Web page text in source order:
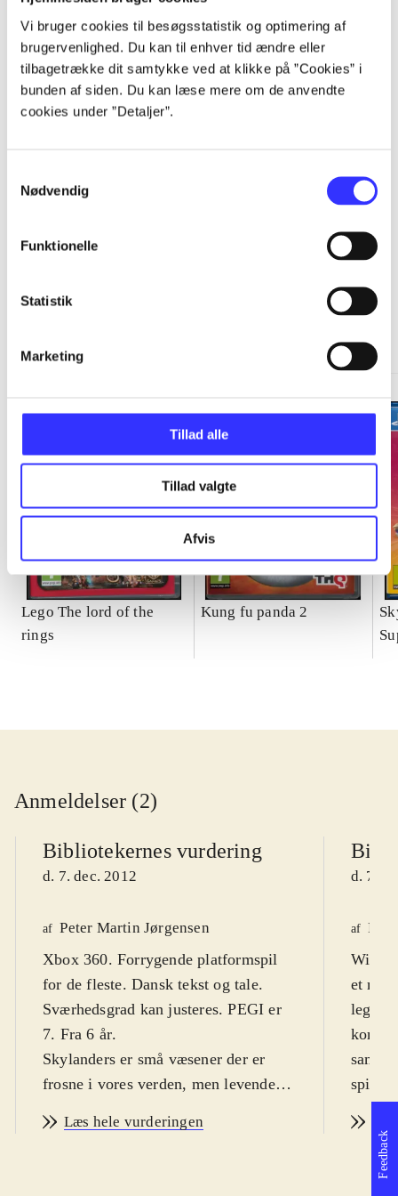
Vi bruger cookies til besøgsstatistik og optimering af
brugervenlighed. Du kan til enhver tid ændre eller
tilbagetrække dit samtykke ved at klikke på ”Cookies” i
bunden af siden. Du kan læse mere om de anvendte
cookies under ”Detaljer”.
Nødvendig
Funktionelle
Statistik
Marketing
Tillad alle
Tillad valgte
Afvis
...
...
Lego The lord of the
rings
Kung fu panda 2
Anmeldelser (2)
Bibliotekernes vurdering
d. 7. dec. 2012
af Peter Martin Jørgensen
Xbox 360. Forrygende platformspil
for de fleste. Dansk tekst og tale.
Sværhedsgrad kan justeres. PEGI er
7. Fra 6 år.
Skylanders er små væsener der er
frosne i vores verden, men levende
mediet mellem de to. Med til spillet
Læs hele vurderingen
d. 7.
af
Wii.
et
spillet
Feedback